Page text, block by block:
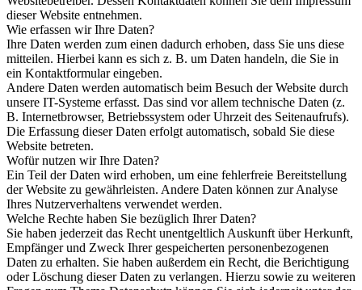
dieser Website entnehmen.
Wie erfassen wir Ihre Daten?
Ihre Daten werden zum einen dadurch erhoben, dass Sie uns diese
mitteilen. Hierbei kann es sich z. B. um Daten handeln, die Sie in
ein Kontaktformular eingeben.
Andere Daten werden automatisch beim Besuch der Website durch
unsere IT-Systeme erfasst. Das sind vor allem technische Daten (z.
B. Internetbrowser, Betriebssystem oder Uhrzeit des Seitenaufrufs).
Die Erfassung dieser Daten erfolgt automatisch, sobald Sie diese
Website betreten.
Wofür nutzen wir Ihre Daten?
Ein Teil der Daten wird erhoben, um eine fehlerfreie Bereitstellung
der Website zu gewährleisten. Andere Daten können zur Analyse
Ihres Nutzerverhaltens verwendet werden.
Welche Rechte haben Sie bezüglich Ihrer Daten?
Sie haben jederzeit das Recht unentgeltlich Auskunft über Herkunft,
Empfänger und Zweck Ihrer gespeicherten personenbezogenen
Daten zu erhalten. Sie haben außerdem ein Recht, die Berichtigung
oder Löschung dieser Daten zu verlangen. Hierzu sowie zu weiteren